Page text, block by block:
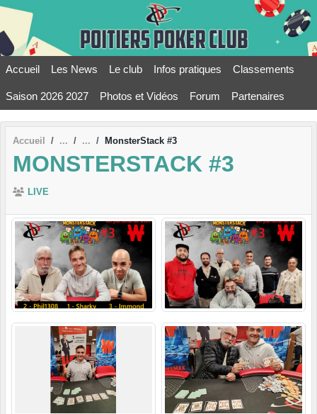
Accueil Les News Le club Infos pratiques Classements
Saison 2026 2027 Photos et Vidéos Forum Partenaires
Accueil MonsterStack #3
MONSTERSTACK #3
LIVE
Panneau de gestion des cookies